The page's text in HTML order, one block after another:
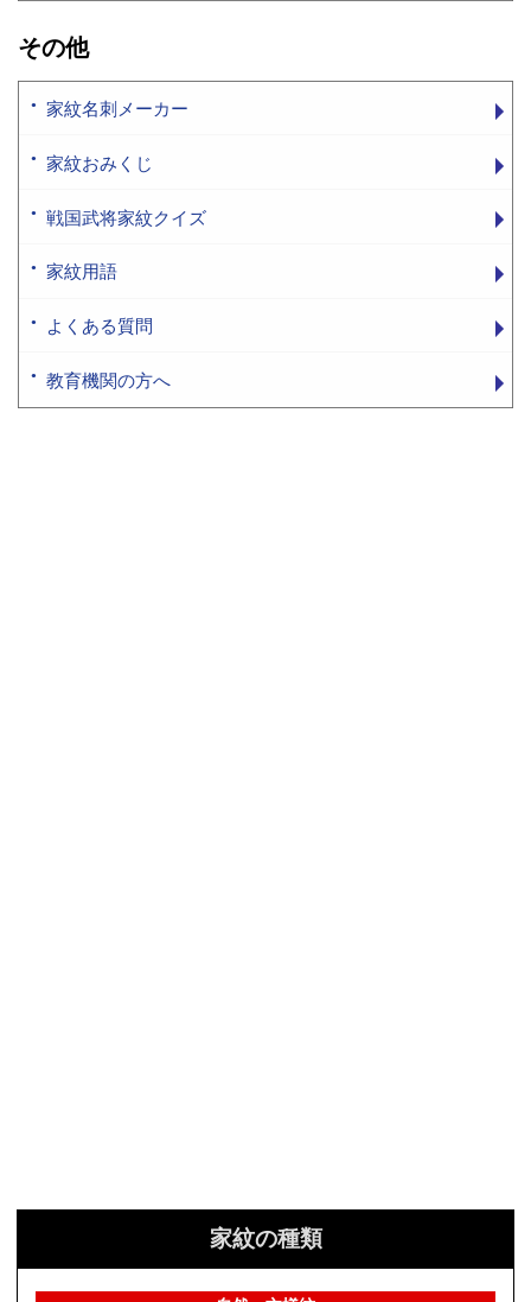
その他
家紋名刺メーカー
家紋おみくじ
戦国武将家紋クイズ
家紋用語
よくある質問
教育機関の方へ
家紋の種類